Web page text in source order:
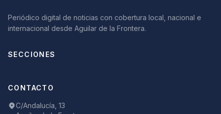
Periódico digital de noticias con cobertura local, nacional e
internacional desde Aguilar de la Frontera.
SECCIONES
CONTACTO
C/Andalucía, 13